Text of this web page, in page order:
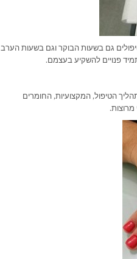
גם בשעות הבוקר וגם בשעות הערב
פנויים להשקיע בעצמם.
הטיפול, המקצועיות, החומרים